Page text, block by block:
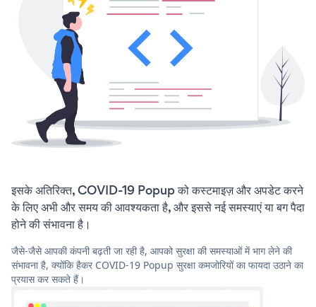
इसके अतिरिक्त, COVID-19 Popup को कस्टमाइज़ और अपडेट करने
के लिए अभी और समय की आवश्यकता है, और इससे नई समस्याएं या बग पैदा
होने की संभावना है।
जैसे-जैसे आपकी कंपनी बढ़ती जा रही है, आपको सुरक्षा की समस्याओं में भाग लेने की
संभावना है, क्योंकि हैकर COVID-19 Popup सुरक्षा कमजोरियों का फायदा उठाने का
प्रयास कर सकते हैं।